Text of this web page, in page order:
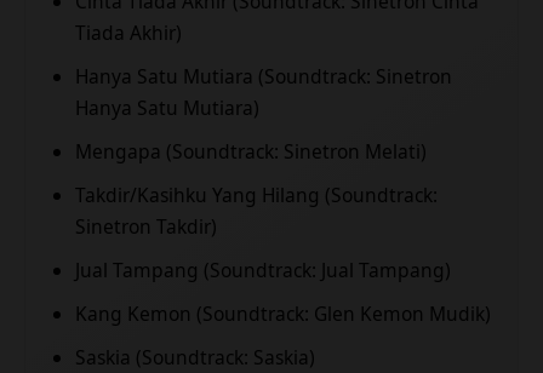
Tiada Akhir)
Hanya Satu Mutiara (Soundtrack: Sinetron
Hanya Satu Mutiara)
Mengapa (Soundtrack: Sinetron Melati)
Takdir/Kasihku Yang Hilang (Soundtrack:
Sinetron Takdir)
Jual Tampang (Soundtrack: Jual Tampang)
Kang Kemon (Soundtrack: Glen Kemon Mudik)
Saskia (Soundtrack: Saskia)